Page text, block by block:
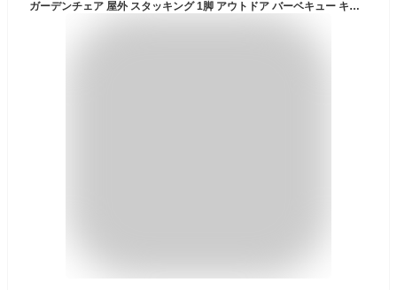
ガーデンチェア 屋外 スタッキング 1脚 アウトドア バーベキュー キャンプ ガーデン 庭 ラタンチェア テラス 黒 ブラック ダイニングチェア 椅子 ベランピング アウトドアリビング アジアン おしゃれ C1601PDG 2019